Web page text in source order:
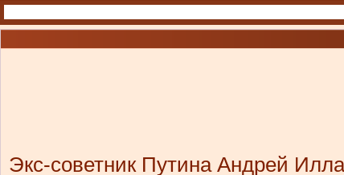
Экс-советник Путина Андрей